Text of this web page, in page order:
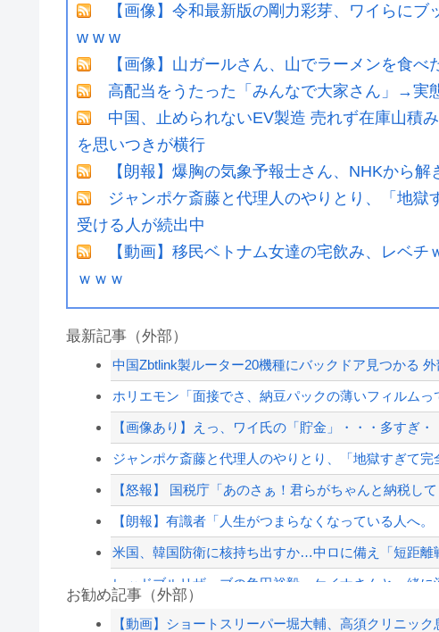
【画像】令和最新版の剛力彩芽、ワイらに
w w w
【画像】山ガールさん、山でラーメンを食
高配当をうたった「みんなで大家さん」→実
中国、止められないEV製造 売れず在庫山積
を思いつきが横行
【朗報】爆胸の気象予報士さん、NHKから解
ジャンポケ斎藤と代理人のやりとり、「地
受ける人が続出中
【動画】移民ベトナム女達の宅飲み、レベ
ｗｗｗ
最新記事（外部）
中国Zbtlink製ルーター20機種にバックドア見つかる
ホリエモン「面接でさ、納豆パックの薄いフィルム
【画像あり】えっ、ワイ氏の「貯金」・・・多すぎ・
ジャンポケ斎藤と代理人のやりとり、「地獄すぎて
【怒報】 国税庁「あのさぁ！君らがちゃんと納税し
【朗報】有識者「人生がつまらなくなっている人へ。
米国、韓国防衛に核持ち出すか…中ロに備え「短距離
レッドブルリザーブの角田裕毅、ケイナさんと一緒
激混みのはずの東京駅で鍵が空いているコインロッ
お勧め記事（外部）
【動画】ショートスリーパー堀大輔、高須クリニッ